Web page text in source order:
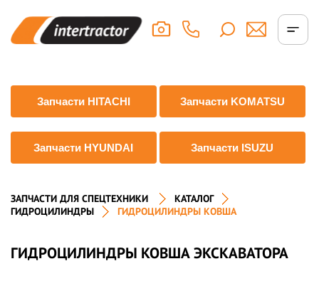
Запчасти HITACHI Запчасти KOMATSU
Запчасти HYUNDAI Запчасти ISUZU
ЗАПЧАСТИ ДЛЯ СПЕЦТЕХНИКИ
КАТАЛОГ
ГИДРОЦИЛИНДРЫ
ГИДРОЦИЛИНДРЫ КОВША
ГИДРОЦИЛИНДРЫ КОВША ЭКСКАВАТОРА